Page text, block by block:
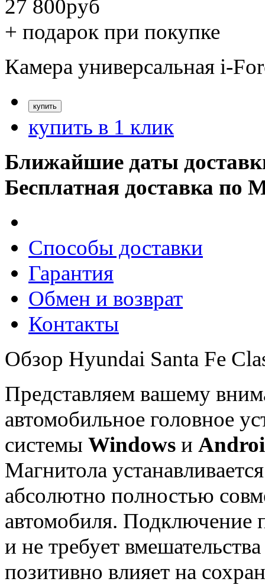
27 800руб
+ подарок при покупке
Камера универсальная i-
купить в 1 клик
Ближайшие даты
Бесплатная доставка по
Способы доставки
Гарантия
Обмен и возврат
Контакты
Обзор Hyundai Santa Fe
Представляем вашему
автомобильное головное
системы Windows и
Магнитола
абсолютно полностью
автомобиля.
и не требует
позитивно влияет на